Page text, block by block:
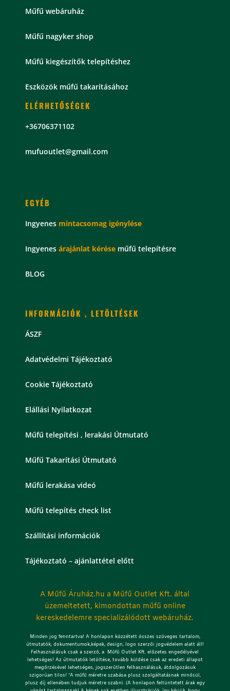
Műfű webáruház
Műfű nagyker shop
Műfű kiegészítők telepítéshez
Eszközök műfű takarításához
ELÉRHETŐSÉGEK
+36706371102
mufuoutlet@gmail.com
EGYÉB
Ingyenes mintacsomag igénylése
Ingyenes árajánlat kérése műfű telepítésre
BLOG
INFORMÁCIÓK , LETÖLTÉSEK
ÁSZF
Adatvédelmi Tájékoztató
Cookie Tájékoztató
Elállási Nyilatkozat
Műfű telepítési , lerakási Útmutató
Műfű Takarítási Útmutató
Műfű lerakása videó
Műfű telepítés check list
Szállítási információk
Tájékoztató – ajánlattétel előtt
A Műfű Áruház.hu a Műfű Outlet Kft. által
üzemeltetett, kimondottan műfű online
kereskedelemre specializálódott webáruház.
Minden jog fenntartva! A honlapon közzétett összes szöveges tartalom,
útmutatók, dokumentumok,képek, design, logo szerzői jogvédelem alatt áll!
Felhasználásuk csak a szerző, a Műfű Outlet Kft. előzetes engedélyével
lehetséges! Az útmutatók letöltése, tovább küldése csak az eredeti állapot
megőrzésével lehetséges, jogszerűtlen felhasználásuk, átdolgozásuk
szigorúan tilos! *A műfű méretre szabása plusz szolgáltatásnak minősül,
plusz díj ellenében tudjuk méretre szabni. (A honlapon feltüntetett árak egy